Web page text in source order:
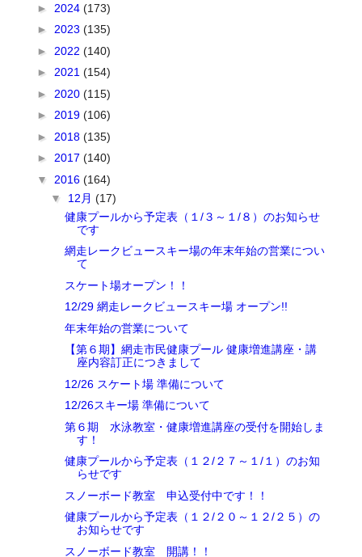
► 2024(173)
►2023(135)
► 2022(140)
►2021(154)
► 2020(115)
►2019(106)
► 2018(135)
►2017(140)
▼ 2016(164)
▼ 12月(17)
健康プールから予定表（１/３～１/８）のお知らせ
です
網走レークビュースキー場の年末年始の営業につい
て
スケート場オープン！！
12/29 網走レークビュースキー場 オープン!!
年末年始の営業について
【第６期】網走市民健康プール 健康増進講座・講
座内容訂正につきまして
12/26 スケート場 準備について
12/26スキー場 準備について
第６期 水泳教室・健康増進講座の受付を開始しま
す！
健康プールから予定表（１２/２７～１/１）のお知
らせです
スノーボード教室 申込受付中です！！
健康プールから予定表（１２/２０～１２/２５）の
お知らせです
スノーボード教室 開講！！